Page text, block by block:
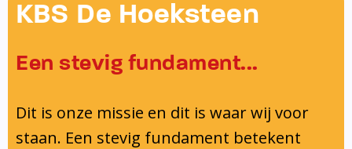
Onderwijsinspectie
KBS De Hoeksteen
Een stevig fundament...
Dit is onze missie en dit is waar wij voor
staan. Een stevig fundament betekent